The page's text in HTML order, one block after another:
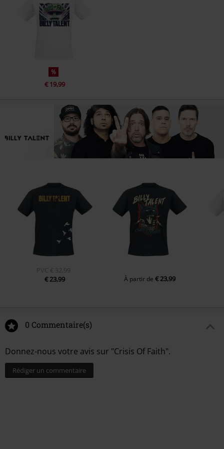
%
€ 19,99
PVC € 32,99
€ 23,99
À partir de € 23,99
0 Commentaire(s)
Donnez-nous votre avis sur "Crisis Of Faith".
Rédiger un commentaire